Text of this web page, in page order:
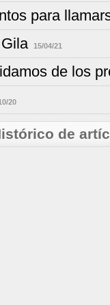
para
15/04/21
de los
20
de